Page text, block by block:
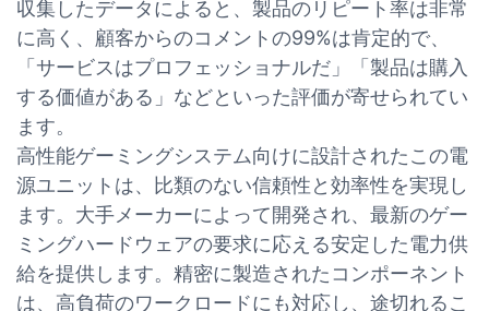
収集したデータによると、製品のリピート率は非常
に高く、顧客からのコメントの99%は肯定的で、
「サービスはプロフェッショナルだ」「製品は購入
する価値がある」などといった評価が寄せられてい
ます。
高性能ゲーミングシステム向けに設計されたこの電
源ユニットは、比類のない信頼性と効率性を実現し
ます。大手メーカーによって開発され、最新のゲー
ミングハードウェアの要求に応える安定した電力供
給を提供します。精密に製造されたコンポーネント
は、高負荷のワークロードにも対応し、途切れるこ